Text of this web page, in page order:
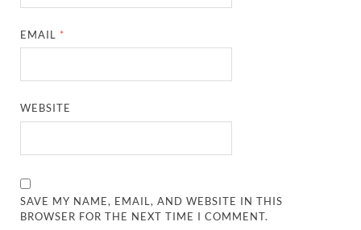
EMAIL *
WEBSITE
SAVE MY NAME, EMAIL, AND WEBSITE IN THIS
BROWSER FOR THE NEXT TIME I COMMENT.